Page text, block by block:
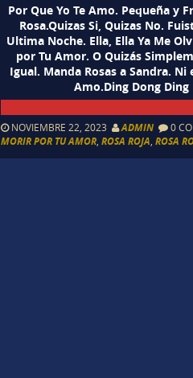
Por Que Yo Te Amo. Pequeña y
Rosa.Quizas Si, Quizas No.
Ultima Noche. Ella, Ella Ya Me
por Tu Amor. O Quizás
Igual. Manda Rosas a Sandra. Ni
Amo.Ding Dong Ding
NOVIEMBRE 22, 2023 ADMIN 0
MORIR POR TU AMOR ,ROSA ROJA ,ROSA